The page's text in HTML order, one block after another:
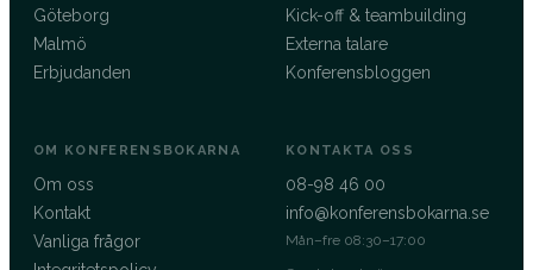
Göteborg
Malmö
Erbjudanden
Kick-off & teambuilding
Externa talare
Konferensbloggen
OM KONFERENSBOKARNA
Om oss
Kontakt
Vanliga frågor
KONTAKTA OSS
08-98 46 00
info@konferensbokarna.se
Mån–fre 08:30–17:00